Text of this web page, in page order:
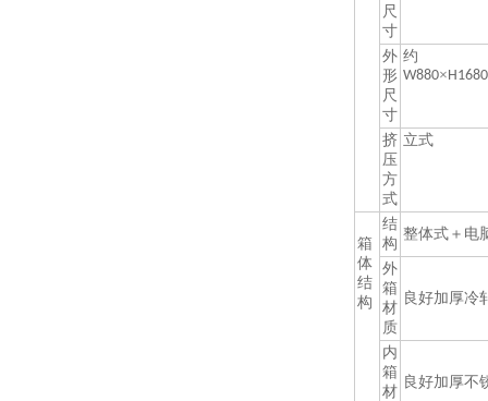
尺
寸
外
形
尺
寸
约
W880×H1680
挤
压
方
式
立式
箱
体
结
构
结
构
整体式＋电
外
箱
材
质
良好加厚冷
内
箱
材
良好加厚不